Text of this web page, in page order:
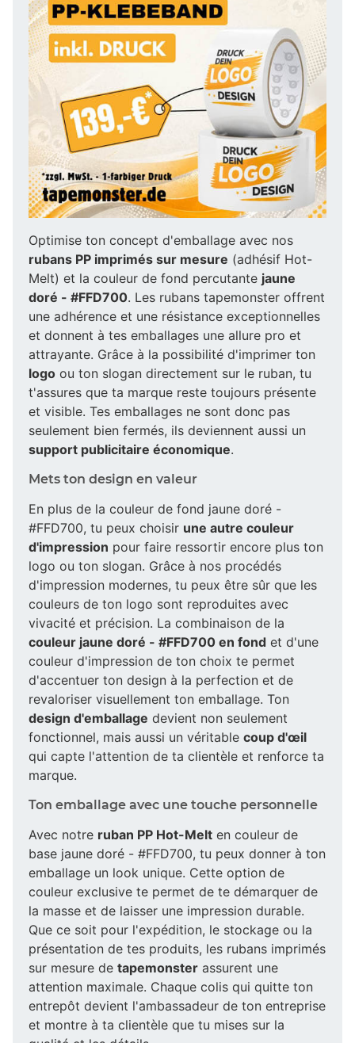
Optimise ton concept d'emballage avec nos
rubans PP imprimés sur mesure (adhésif Hot-
Melt) et la couleur de fond percutante jaune
doré - #FFD700. Les rubans tapemonster offrent
une adhérence et une résistance exceptionnelles
et donnent à tes emballages une allure pro et
attrayante. Grâce à la possibilité d'imprimer ton
logo ou ton slogan directement sur le ruban, tu
t'assures que ta marque reste toujours présente
et visible. Tes emballages ne sont donc pas
seulement bien fermés, ils deviennent aussi un
support publicitaire économique.
Mets ton design en valeur
En plus de la couleur de fond jaune doré -
#FFD700, tu peux choisir une autre couleur
d'impression pour faire ressortir encore plus ton
logo ou ton slogan. Grâce à nos procédés
d'impression modernes, tu peux être sûr que les
couleurs de ton logo sont reproduites avec
vivacité et précision. La combinaison de la
couleur jaune doré - #FFD700 en fond et d'une
couleur d'impression de ton choix te permet
d'accentuer ton design à la perfection et de
revaloriser visuellement ton emballage. Ton
design d'emballage devient non seulement
fonctionnel, mais aussi un véritable coup d'œil
qui capte l'attention de ta clientèle et renforce ta
marque.
Ton emballage avec une touche personnelle
Avec notre ruban PP Hot-Melt en couleur de
base jaune doré - #FFD700, tu peux donner à ton
emballage un look unique. Cette option de
couleur exclusive te permet de te démarquer de
la masse et de laisser une impression durable.
Que ce soit pour l'expédition, le stockage ou la
présentation de tes produits, les rubans imprimés
sur mesure de tapemonster assurent une
attention maximale. Chaque colis qui quitte ton
entrepôt devient l'ambassadeur de ton entreprise
et montre à ta clientèle que tu mises sur la